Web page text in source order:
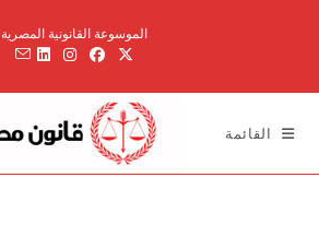
الموسوعة القانونية المصرية
القائمة